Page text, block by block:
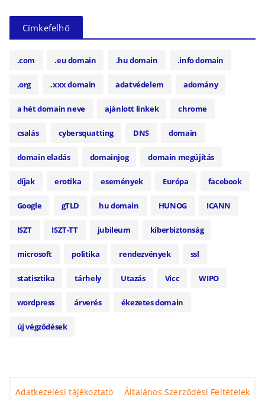
Címkefelhő
.com .eu domain .hu domain .info domain
.org .xxx domain adatvédelem adomány
a hét domain neve ajánlott linkek chrome
csalás cybersquatting DNS domain
domain eladás domainjog domain megújítás
díjak erotika események Európa facebook
Google gTLD hu domain HUNOG ICANN
ISZT ISZT-TT jubileum kiberbiztonság
microsoft politika rendezvények ssl
statisztika tárhely Utazás Vicc WIPO
wordpress árverés ékezetes domain
új végződések
Adatkezelési tájékoztató Általános Szerződési Feltételek